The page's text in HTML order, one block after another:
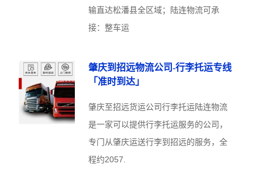
输直达松潘县全区域；陆连物流可承
接：整车运
肇庆到招远物流公司-行李托运专线
「准时到达」
肇庆至招远货运公司行李托运陆连物流
是一家可以提供行李托运服务的公司，
专门从肇庆运送行李到招远的服务，全
程约2057.